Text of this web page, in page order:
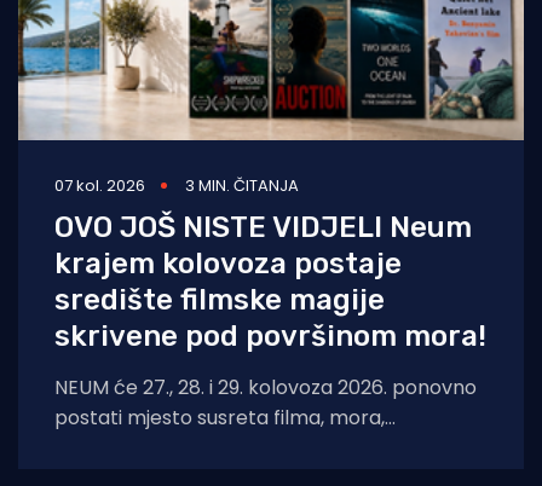
07 kol. 2026 3 MIN. ČITANJA
OVO JOŠ NISTE VIDJELI Neum
krajem kolovoza postaje
središte filmske magije
skrivene pod površinom mora!
NEUM će 27., 28. i 29. kolovoza 2026. ponovno
postati mjesto susreta filma, mora,